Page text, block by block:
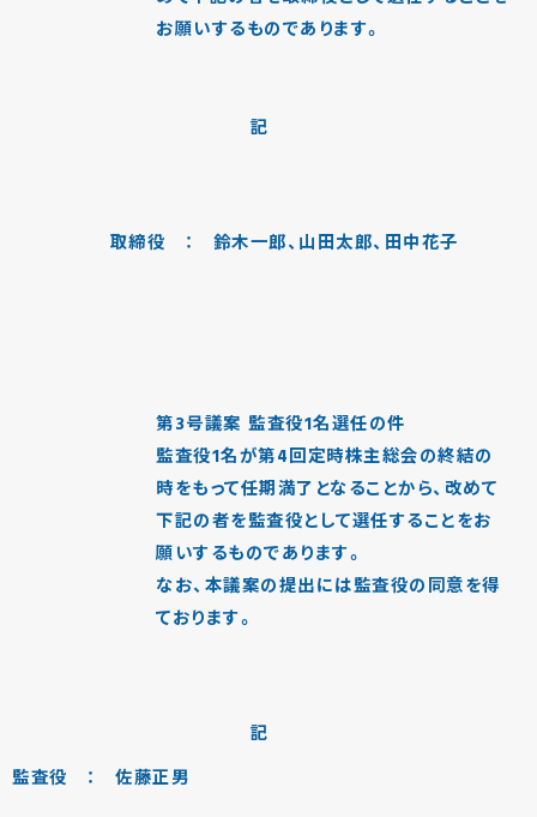
お願いするものであります。
記
取締役 ： 鈴木一郎、山田太郎、田中花子
第3号議案 監査役1名選任の件
監査役1名が第4回定時株主総会の終結の
時をもって任期満了となることから、改めて
下記の者を監査役として選任することをお
願いするものであります。
なお、本議案の提出には監査役の同意を得
ております。
記
監査役 ： 佐藤正男